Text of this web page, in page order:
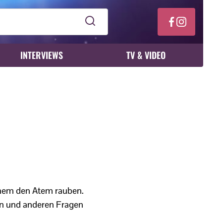
INTERVIEWS TV & VIDEO
den Atem rauben.
und anderen Fragen